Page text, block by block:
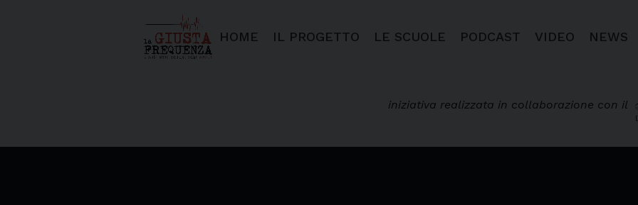
HOME IL PROGETTO LE SCUOLE PODCAST VIDEO NEWS
iniziativa realizzata in collaborazione con il